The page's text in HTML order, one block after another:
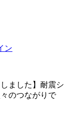
ン
ました】耐震シ
のつながりで